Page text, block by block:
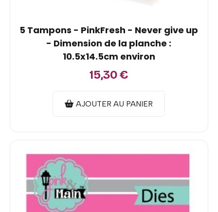
5 Tampons - PinkFresh - Never give up
- Dimension de la planche :
10.5x14.5cm environ
15,30€
AJOUTER AU PANIER